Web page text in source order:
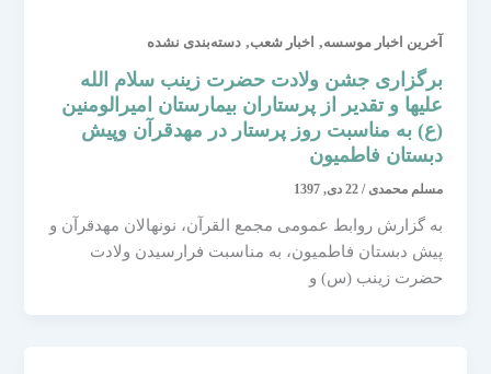
آخرین اخبار موسسه, اخبار شعب,دسته‌بندی نشده
برگزاری جشن ولادت حضرت زینب سلام الله
علیها و تقدیر از پرستاران بیمارستان امیرالومنین
(ع) به مناسبت روز پرستار در مهدقرآن وپیش
دبستان فاطمیون
مسلم محمدی/22 دی, 1397
به گزارش روابط عمومی مجمع القرآن، نونهالان مهدقرآن و
پیش دبستان فاطمیون، به مناسبت فرارسیدن ولادت
حضرت زینب (س) و